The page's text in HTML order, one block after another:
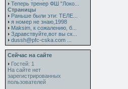
Теперь тренер ФШ "Локо...
Страницы
Раньше были эти: ТЕЛЕ...
я номер не знаю,1998
Maksim, к сожалению, б...
Здравствуйте,вот вы ск...
dussh@pfc-cska.com ...
Сейчас на сайте
Гостей: 1
На сайте нет
зарегистрированных
пользователей